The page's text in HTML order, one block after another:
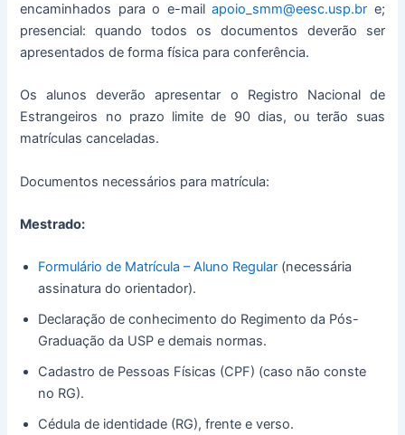
encaminhados para o e-mailapoio_smm@eesc.usp.br e;
presencial: quando todos os documentos deverão ser
apresentados de forma física para conferência.
Os alunos deverão apresentar o Registro Nacional de
Estrangeiros no prazo limite de 90 dias, ou terão suas
matrículas canceladas.
Documentos necessários para matrícula:
Mestrado:
Formulário de Matrícula – Aluno Regular (necessária
assinatura do orientador).
Declaração de conhecimento do Regimento da Pós-
Graduação da USP e demais normas.
Cadastro de Pessoas Físicas (CPF) (caso não conste
no RG).
Cédula de identidade (RG), frente e verso.